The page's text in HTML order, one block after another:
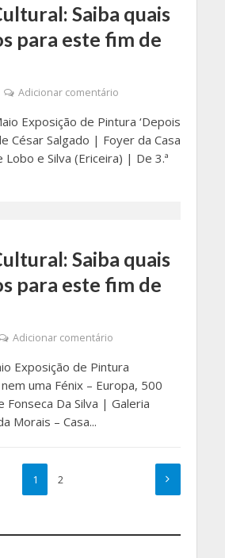
Saiba quais
para este fim de
Adicionar comentário
Exposição de Pintura ‘Depois
César Salgado | Foyer da Casa
Lobo e Silva (Ericeira) | De 3.ª
Saiba quais
para este fim de
Adicionar comentário
Exposição de Pintura
uma Fénix – Europa, 500
Fonseca Da Silva | Galeria
Morais – Casa...
1 2